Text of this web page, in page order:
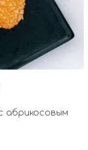
абрикосовым